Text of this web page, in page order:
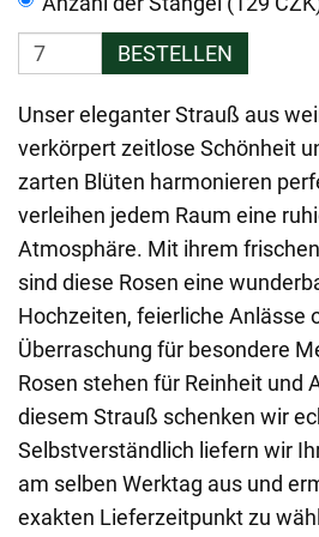
BESTELLEN
Unser eleganter Strauß aus
verkörpert zeitlose Schönheit
zarten Blüten harmonieren
verleihen jedem Raum eine
Atmosphäre. Mit ihrem
sind diese Rosen eine
Hochzeiten, feierliche Anlässe
Überraschung für besondere
Rosen stehen für Reinheit und
diesem Strauß schenken wir
Selbstverständlich liefern wir
am selben Werktag aus und
exakten Lieferzeitpunkt zu